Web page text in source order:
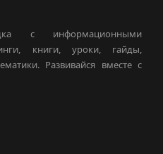
с информационными
книги, уроки, гайды,
Развивайся вместе с